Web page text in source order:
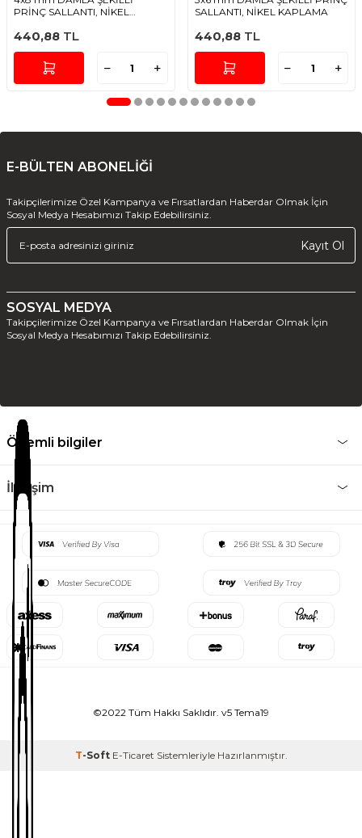
PRİNÇ SALLANTI, NİKEL
440,88 TL
SALLANTI, NİKEL KAPLAMA
440,88TL
E-BÜLTEN ABONELİĞİ
Takipçilerimize Özel Kampanya ve Fırsatlardan Haberdar Olmak İçin
Sosyal Medya Hesabımızı Takip Edebilirsiniz.
Kayıt Ol
SOSYAL MEDYA
Takipçilerimize Özel Kampanya ve Fırsatlardan Haberdar Olmak İçin
Sosyal Medya Hesabımızı Takip Edebilirsiniz.
Önemli bilgiler
İletişim
©2022 Tüm Hakkı Saklıdır. v5 Tema19
T-Soft E-Ticaret Sistemleriyle Hazırlanmıştır.